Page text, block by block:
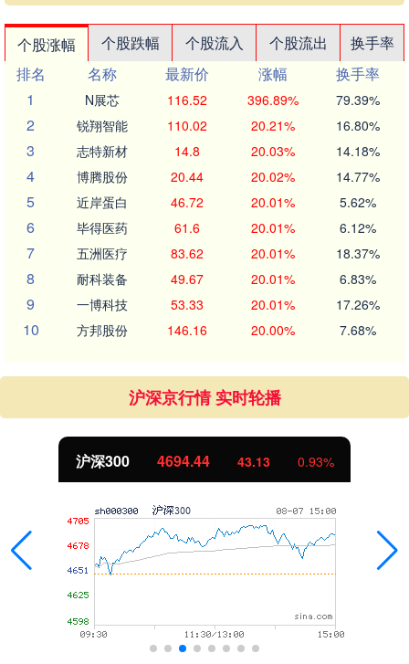
个股涨幅 个股跌幅 个股流入 个股流出
换手率
排名
名称 最新价 涨幅
换手率
1
N展芯 116.52 396.89% 79.39%
2 锐翔智能 110.02 20.21% 16.80%
3 志特新材 14.8 20.03% 14.18%
4 博腾股份 20.44 20.02% 14.77%
5 近岸蛋白 46.72 20.01% 5.62%
6 毕得医药 61.6 20.01% 6.12%
7 五洲医疗 83.62 20.01% 18.37%
8 耐科装备 49.67 20.01% 6.83%
9 一博科技 53.33 20.01% 17.26%
10 方邦股份 146.16 20.00% 7.68%
沪深京行情 实时轮播
沪深300 4694.44 43.13 0.93%